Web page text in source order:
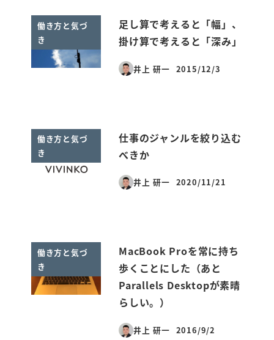
働き方と気づ
き
足し算で考えると「幅」、
掛け算で考えると「深み」
井上 研一
投稿日
2015/12/3
働き方と気づ
き
仕事のジャンルを絞り込む
べきか
井上 研一
投稿日
2020/11/21
働き方と気づ
き
MacBook Proを常に持ち
歩くことにした（あと
Parallels Desktopが素晴
らしい。）
井上 研一
投稿日
2016/9/2